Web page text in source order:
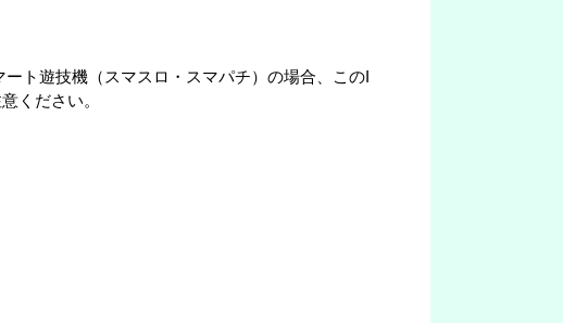
ト遊技機（スマスロ・スマパチ）の場合、このI
ください。